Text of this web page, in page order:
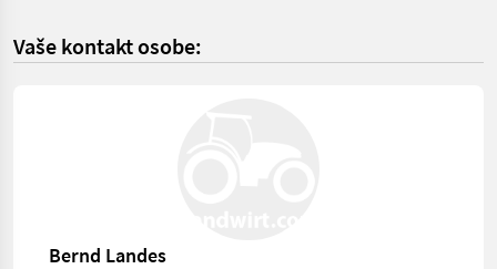
Vaše kontakt osobe:
Bernd Landes